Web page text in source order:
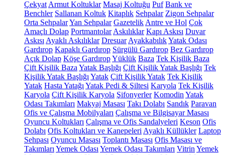
Çekyat Armut Koltuklar Masaj Koltuğu Puf Bank ve
Benchler Sallanan Koltuk Kitaplık Sehpalar Zigon Sehpalar
Orta SehpalarYan Sehpalar Gazetelik Antre ve Hol Çok
Amaçlı Dolap Portmantolar Askılıklar Kapı Askısı Duvar
Askısı Ayaklı Askılıklar Dresuar AyakkabılıkYatak Odası
Gardırop Kapaklı Gardırop Sürgülü Gardırop Bez Gardırop
Açık Dolap Köşe GardıropYüklük Baza Tek Kişilik Baza
Çift Kişilik Baza Yatak Başlığı Çift Kişilik Yatak Başlığı Tek
Kişilik Yatak Başlığı Yatak Çift Kişilik Yatak Tek Kişilik
Yatak Hasta Yatağı Yatak Pedi & Şiltesi Karyola Tek Kişilik
Karyola Çift Kişilik Karyola Şifonyerler Komodin Yatak
Odası Takımları Makyaj Masası Takı Dolabı Sandık Paravan
Ofis ve Çalışma Mobilyaları Çalışma ve Bilgisayar Masası
Oyuncu Koltukları Çalışma ve Ofis Sandalyeleri Keson Ofis
Dolabı Ofis Koltukları ve Kanepeleri Ayaklı Küllükler Laptop
Sehpası Oyuncu Masası Toplantı Masası Ofis Masası ve
Takımları Yemek Odası Yemek Odası Takımları Vitrin Yemek